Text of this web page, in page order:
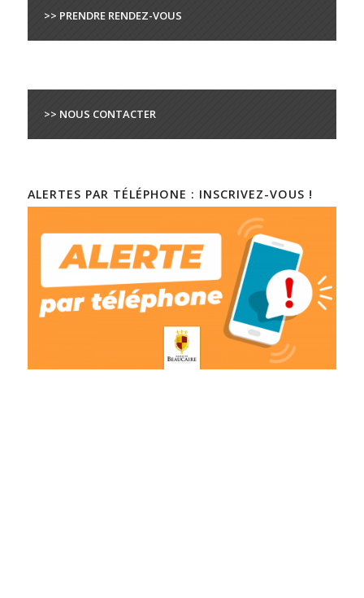
>> PRENDRE RENDEZ-VOUS
>> NOUS CONTACTER
ALERTES PAR TÉLÉPHONE : INSCRIVEZ-VOUS !